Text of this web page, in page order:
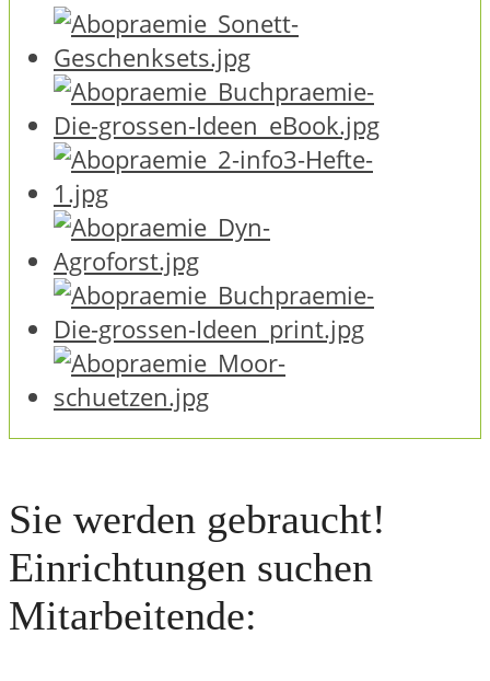
Sie werden gebraucht!
Einrichtungen suchen
Mitarbeitende: